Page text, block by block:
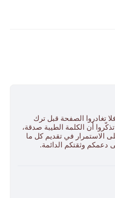
تغادروا الصفحة قبل ترك
أن الكلمة الطيبة صدقة،
الاستمرار في تقديم كل ما
دعمكم وثقتكم الدائمة.